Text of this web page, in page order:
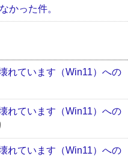
かった件。
れています（Win11）への
れています（Win11）への
れています（Win11）への